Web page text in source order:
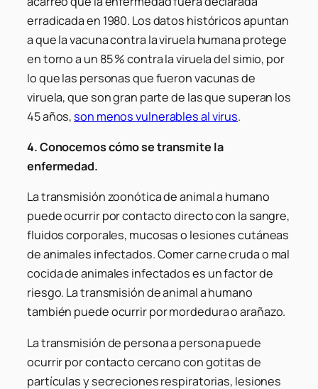
erradicada en 1980. Los datos históricos apuntan
a que la vacuna contra la viruela humana protege
en torno a un 85 % contra la viruela del simio, por
lo que las personas que fueron vacunas de
viruela, que son gran parte de las que superan los
45 años, son menos vulnerables al virus.
4. Conocemos cómo se transmite la
enfermedad.
La transmisión zoonótica de animal a humano
puede ocurrir por contacto directo con la sangre,
fluidos corporales, mucosas o lesiones cutáneas
de animales infectados. Comer carne cruda o mal
cocida de animales infectados es un factor de
riesgo. La transmisión de animal a humano
también puede ocurrir por mordedura o arañazo.
La transmisión de persona a persona puede
ocurrir por contacto cercano con gotitas de
partículas y secreciones respiratorias, lesiones